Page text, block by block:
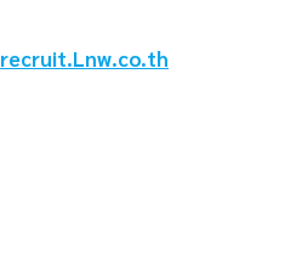
recruit.Lnw.co.th